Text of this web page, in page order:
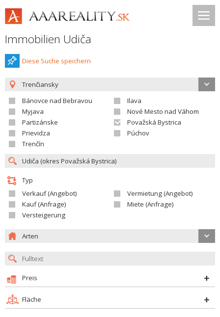
Immobilien Udiča
Diese Suche speichern
Trenčiansky
Bánovce nad Bebravou
Ilava
Myjava
Nové Mesto nad Váhom
Partizánske
Považská Bystrica
Prievidza
Púchov
Trenčín
Typ
Verkauf (Angebot)
Vermietung (Angebot)
Kauf (Anfrage)
Miete (Anfrage)
Versteigerung
Arten
Preis
Fläche